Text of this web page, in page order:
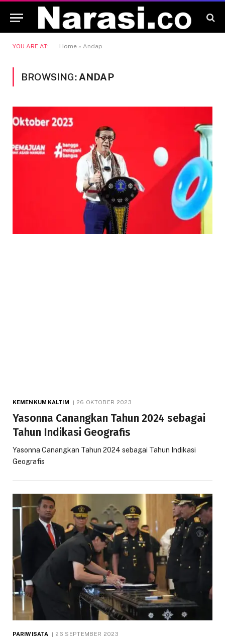
YOU ARE AT: Home » Andap
BROWSING: ANDAP
KEMENKUM KALTIM 26 OKTOBER 2023
Yasonna Canangkan Tahun 2024 sebagai
Tahun Indikasi Geografis
Yasonna Canangkan Tahun 2024 sebagai Tahun Indikasi
Geografis
PARIWISATA 26 SEPTEMBER 2023